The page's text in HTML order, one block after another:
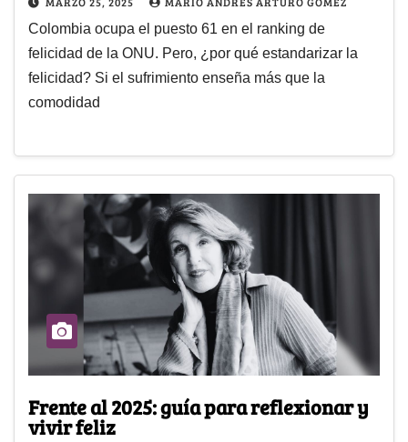
Colombia ocupa el puesto 61 en el ranking de
felicidad de la ONU. Pero, ¿por qué estandarizar la
felicidad? Si el sufrimiento enseña más que la
comodidad
Frente al 2025: guía para reflexionar y
vivir feliz